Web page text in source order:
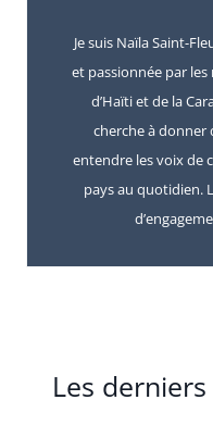
Je suis Naïla Saint-
et passionnée par
d’Haïti et de la
cherche à donner
entendre les voix de
pays au quotidien.
Les